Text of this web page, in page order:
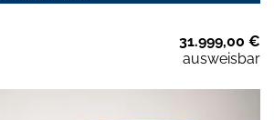
31.999,00 €
ausweisbar